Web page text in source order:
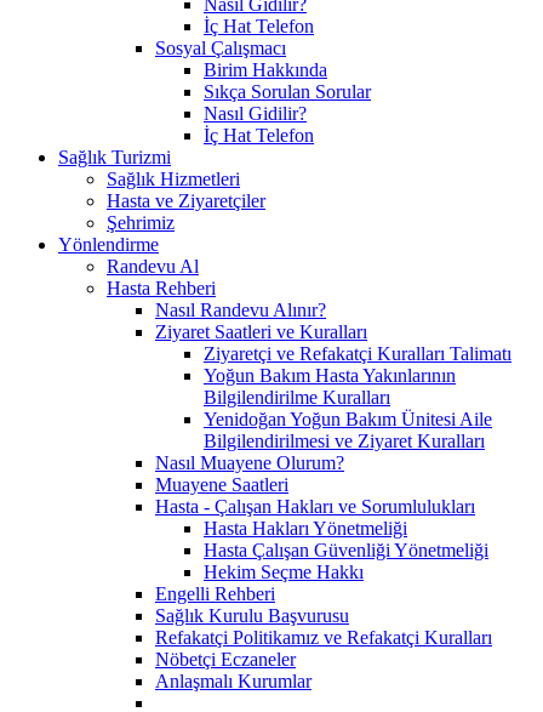
İç Hat Telefon
Sosyal Çalışmacı
Birim Hakkında
Sıkça Sorulan Sorular
Nasıl Gidilir?
İç Hat Telefon
Sağlık Turizmi
Sağlık Hizmetleri
Hasta ve Ziyaretçiler
Şehrimiz
Yönlendirme
Randevu Al
Hasta Rehberi
Nasıl Randevu Alınır?
Ziyaret Saatleri ve Kuralları
Ziyaretçi ve Refakatçi Kuralları Talimatı
Yoğun Bakım Hasta Yakınlarının
Bilgilendirilme Kuralları
Yenidoğan Yoğun Bakım Ünitesi Aile
Bilgilendirilmesi ve Ziyaret Kuralları
Nasıl Muayene Olurum?
Muayene Saatleri
Hasta - Çalışan Hakları ve Sorumlulukları
Hasta Hakları Yönetmeliği
Hasta Çalışan Güvenliği Yönetmeliği
Hekim Seçme Hakkı
Engelli Rehberi
Sağlık Kurulu Başvurusu
Refakatçi Politikamız ve Refakatçi Kuralları
Nöbetçi Eczaneler
Anlaşmalı Kurumlar